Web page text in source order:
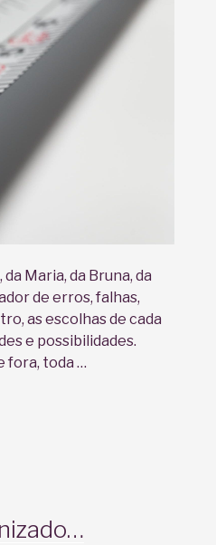
Maria, da Bruna, da
de erros, falhas,
as escolhas de cada
e possibilidades.
fora, toda …